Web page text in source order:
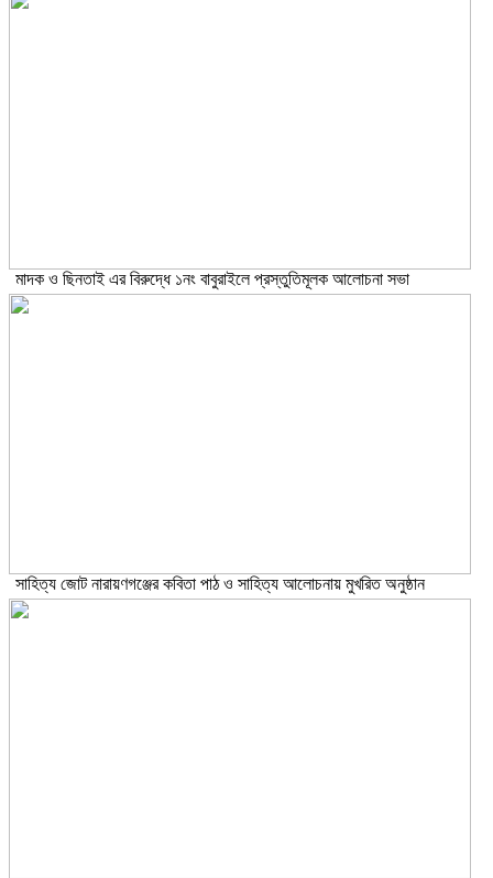
মাদক ও ছিনতাই এর বিরুদ্ধে ১নং বাবুরাইলে প্রস্তুতিমূলক আলোচনা সভা
সাহিত্য জোট নারায়ণগঞ্জের কবিতা পাঠ ও সাহিত্য আলোচনায় মুখরিত অনুষ্ঠান